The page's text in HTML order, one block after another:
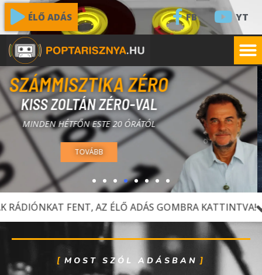
FB YT
ÉLŐ ADÁS
ZENEVERZUM
HUDÁK MISIVEL
MINDEN SZOMBAT ESTE 20 ÓRÁTÓL
TOVÁBB
AZ ÉLŐ ADÁS GOMBRA KATTINTVA!
MOST SZÓL ADÁSBAN